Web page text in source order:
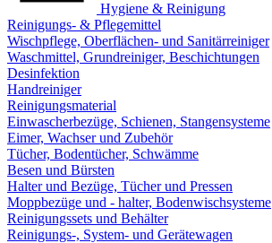
Hygiene & Reinigung
Reinigungs- & Pflegemittel
Wischpflege, Oberflächen- und Sanitärreiniger
Waschmittel, Grundreiniger, Beschichtungen
Desinfektion
Handreiniger
Reinigungsmaterial
Einwascherbezüge, Schienen, Stangensysteme
Eimer, Wachser und Zubehör
Tücher, Bodentücher, Schwämme
Besen und Bürsten
Halter und Bezüge, Tücher und Pressen
Moppbezüge und - halter, Bodenwischsysteme
Reinigungssets und Behälter
Reinigungs-, System- und Gerätewagen